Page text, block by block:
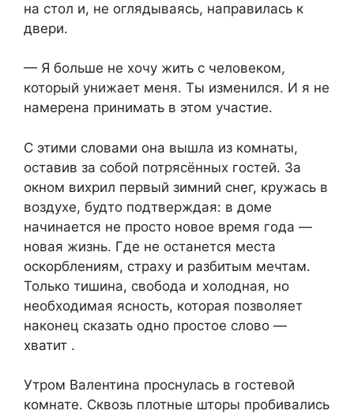
на стол и, не оглядываясь, направилась к
двери.
— Я больше не хочу жить с человеком,
который унижает меня. Ты изменился. И я не
намерена принимать в этом участие.
С этими словами она вышла из комнаты,
оставив за собой потрясённых гостей. За
окном вихрил первый зимний снег, кружась в
воздухе, будто подтверждая: в доме
начинается не просто новое время года —
новая жизнь. Где не останется места
оскорблениям, страху и разбитым мечтам.
Только тишина, свобода и холодная, но
необходимая ясность, которая позволяет
наконец сказать одно простое слово —
хватит .
Утром Валентина проснулась в гостевой
комнате. Сквозь плотные шторы пробивались